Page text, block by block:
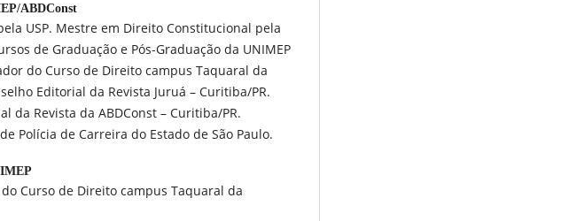
ABDConst
USP. Mestre em Direito Constitucional pela
de Graduação e Pós-Graduação da UNIMEP
do Curso de Direito campus Taquaral da
Editorial da Revista Juruá – Curitiba/PR.
da Revista da ABDConst – Curitiba/PR.
Polícia de Carreira do Estado de São Paulo.
Curso de Direito campus Taquaral da